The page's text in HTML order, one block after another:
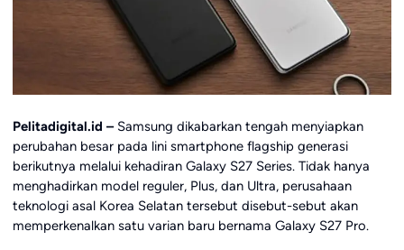
Pelitadigital.id – Samsung dikabarkan tengah menyiapkan
perubahan besar pada lini smartphone flagship generasi
berikutnya melalui kehadiran Galaxy S27 Series. Tidak hanya
menghadirkan model reguler, Plus, dan Ultra, perusahaan
teknologi asal Korea Selatan tersebut disebut-sebut akan
memperkenalkan satu varian baru bernama Galaxy S27 Pro.